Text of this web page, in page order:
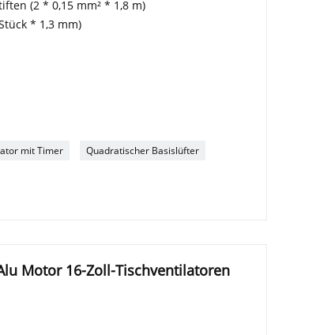
(2 * 0,15 mm² * 1,8 m)
* 1,3 mm)
mit Timer Quadratischer Basislüfter
Motor 16-Zoll-Tischventilatoren